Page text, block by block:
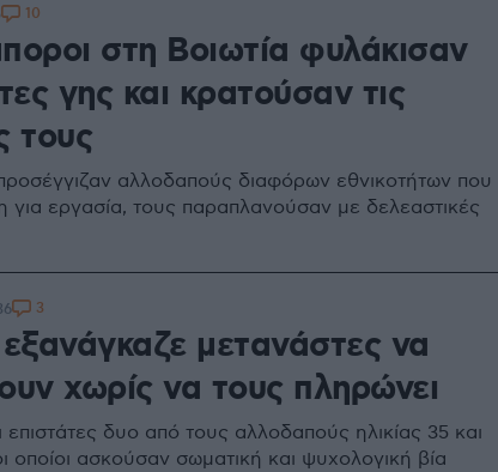
στη Βοιωτία φυλάκισαν
γης και κρατούσαν τις
τους
αλλοδαπούς διαφόρων εθνικοτήτων που
για εργασία, τους παραπλανούσαν με δελεαστικές
10
μετανάστες να
χωρίς να τους πληρώνει
επιστάτες δυο από τους αλλοδαπούς ηλικίας 35 και
οποίοι ασκούσαν σωματική και ψυχολογική βία
3